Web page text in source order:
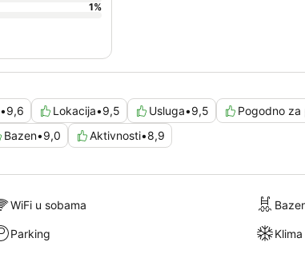
•9,6 Lokacija•9,5 Usluga•9,5 Pogodno za
Bazen•9,0 Aktivnosti•8,9
1%
WiFi u sobama
Parking Klima